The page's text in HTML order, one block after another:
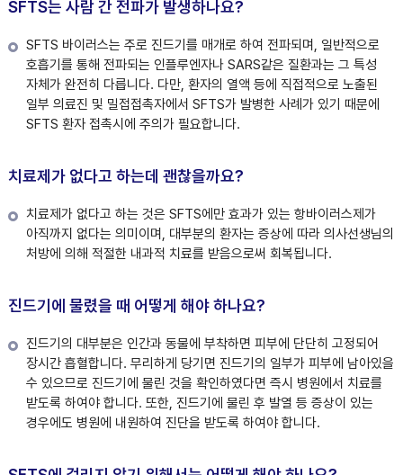
SFTS는 사람 간 전파가 발생하나요?
SFTS 바이러스는 주로 진드기를 매개로 하여 전파되며, 일반적으로
호흡기를 통해 전파되는 인플루엔자나 SARS같은 질환과는 그 특성
자체가 완전히 다릅니다. 다만, 환자의 열액 등에 직접적으로 노출된
일부 의료진 및 밀접접촉자에서 SFTS가 발병한 사례가 있기 때문에
SFTS 환자 접촉시에 주의가 필요합니다.
치료제가 없다고 하는데 괜찮을까요?
치료제가 없다고 하는 것은 SFTS에만 효과가 있는 항바이러스제가
아직까지 없다는 의미이며, 대부분의 환자는 증상에 따라 의사선생님의
처방에 의해 적절한 내과적 치료를 받음으로써 회복됩니다.
진드기에 물렸을 때 어떻게 해야 하나요?
진드기의 대부분은 인간과 동물에 부착하면 피부에 단단히 고정되어
장시간 흡혈합니다. 무리하게 당기면 진드기의 일부가 피부에 남아있을
수 있으므로 진드기에 물린 것을 확인하였다면 즉시 병원에서 치료를
받도록 하여야 합니다. 또한, 진드기에 물린 후 발열 등 증상이 있는
경우에도 병원에 내원하여 진단을 받도록 하여야 합니다.